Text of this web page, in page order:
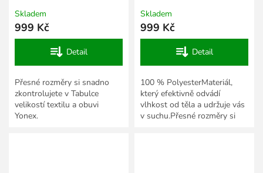
Skladem
999 Kč
Detail
Přesné rozměry si snadno
zkontrolujete v Tabulce
velikostí textilu a obuvi
Yonex.
Skladem
999 Kč
Detail
100 % PolyesterMateriál,
který efektivně odvádí
vlhkost od těla a udržuje vás
v suchu.Přesné rozměry si